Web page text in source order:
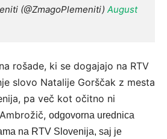
(@ZmagoPlemeniti) August
rošade, ki se dogajajo na RTV
slovo Natalije Gorščak z mesta
pa več kot očitno ni
odgovorna urednica
na RTV Slovenija, saj je